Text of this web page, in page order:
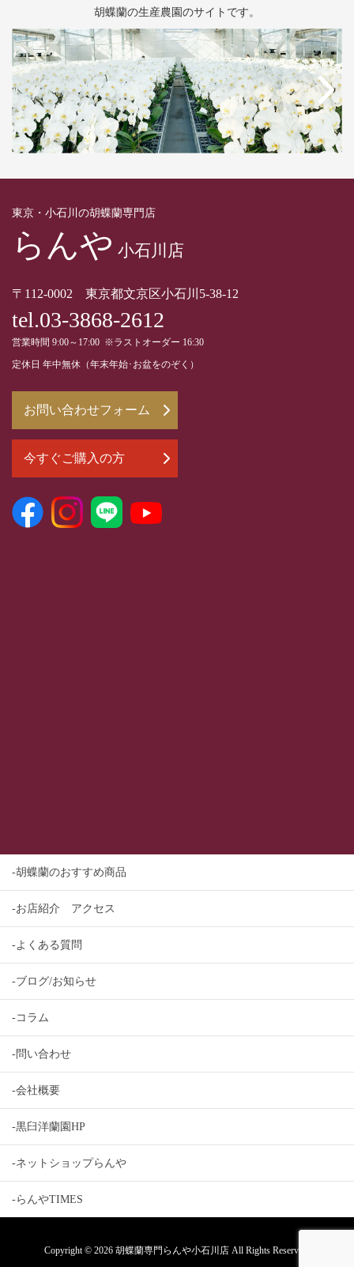
胡蝶蘭の生産農園のサイトです。
東京・小石川の胡蝶蘭専門店
らんや 小石川店
〒112-0002 東京都文京区小石川5-38-12
tel.03-3868-2612
営業時間 9:00～17:00 ※ラストオーダー 16:30
定休日 年中無休（年末年始･お盆をのぞく）
お問い合わせフォーム
今すぐご購入の方
-胡蝶蘭のおすすめ商品
-お店紹介 アクセス
-よくある質問
-ブログ/お知らせ
-コラム
-問い合わせ
-会社概要
-黒臼洋蘭園HP
-ネットショップらんや
-らんやTIMES
Copyright © 2026 胡蝶蘭専門らんや小石川店 All Rights Reserved.